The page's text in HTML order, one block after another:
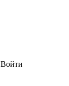
Войти